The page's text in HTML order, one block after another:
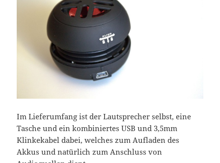
Im Lieferumfang ist der Lautsprecher selbst, eine
Tasche und ein kombiniertes USB und 3,5mm
Klinkekabel dabei, welches zum Aufladen des
Akkus und natürlich zum Anschluss von